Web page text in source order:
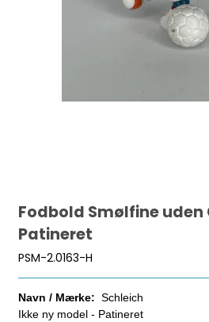
Fodbold Smølfine
Patineret
PSM-2.0163-H
Navn / Mærke: Schleich
Ikke ny model - Patineret